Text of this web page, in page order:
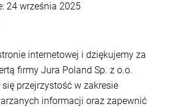
24 września 2025
internetowej i dziękujemy za
firmy Jura Poland Sp. z o.o.
przejrzystość w zakresie
informacji oraz zapewnić